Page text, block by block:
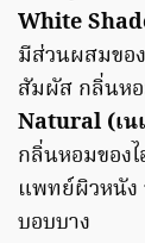
White
มีส่วนผสมขอ
สัมผัส กลิ่นห
Natural (เน
กลิ่นหอมของ
แพทย์ผิวหนัง
บอบบาง